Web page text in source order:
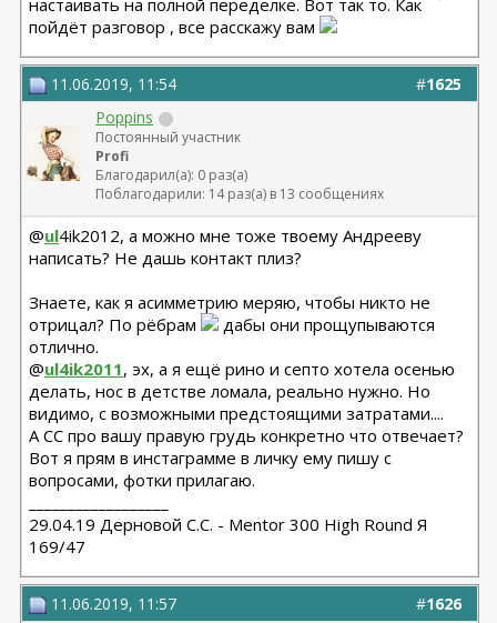
настаивать на полной переделке. Вот так то. Как
пойдёт разговор , все расскажу вам
#1625
11.06.2019, 11:54
Poppins
Постоянный участник
Profi
Благодарил(а): 0 раз(а)
Поблагодарили: 14 раз(а) в 13 сообщениях
@ul4ik2012, а можно мне тоже твоему Андрееву
написать? Не дашь контакт плиз?
Знаете, как я асимметрию меряю, чтобы никто не
отрицал? По рёбрам
дабы они прощупываются
отлично.
@ul4ik2011, эх, а я ещё рино и септо хотела осенью
делать, нос в детстве ломала, реально нужно. Но
видимо, с возможными предстоящими затратами....
А СС про вашу правую грудь конкретно что отвечает?
Вот я прям в инстаграмме в личку ему пишу с
вопросами, фотки прилагаю.
29.04.19 Дерновой С.С. - Mentor 300 High Round Я
169/47
#1626
11.06.2019, 11:57